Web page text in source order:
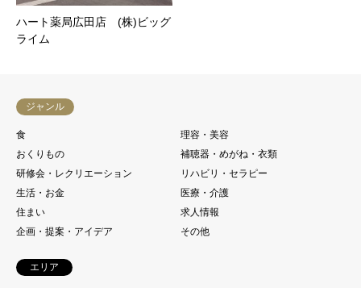
ハート薬局広田店 (株)ビッグ
ライム
ジャンル
食
理容・美容
おくりもの
補聴器・めがね・衣類
研修会・レクリエーション
リハビリ・セラピー
生活・お金
医療・介護
住まい
求人情報
企画・提案・アイデア
その他
エリア